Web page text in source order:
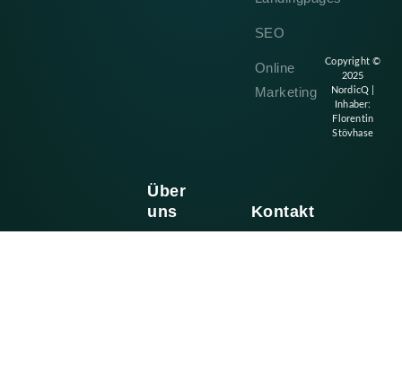
SEO
Online
Marketing
Über
uns
Kontakt
Copyright ©
2025
NordicQ |
Inhaber:
Florentin
Stövhase